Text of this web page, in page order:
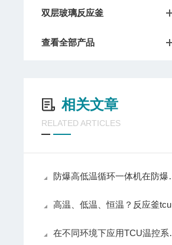
双层玻璃反应釜
查看全部产品
相关文章
RELATED ARTICLES
防爆高低温循环一体机在防爆区域的电气布线及接地要求
高温、低温、恒温？反应釜tcu温控系统全搞定！
在不同环境下应用TCU温控系统的注意事项